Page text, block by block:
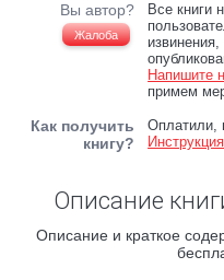
Вы автор?
Жалоба
Все книги
Напишите
примем
Как получить
книгу?
Оплатили,
Инструкция
Описание
Описание и краткое